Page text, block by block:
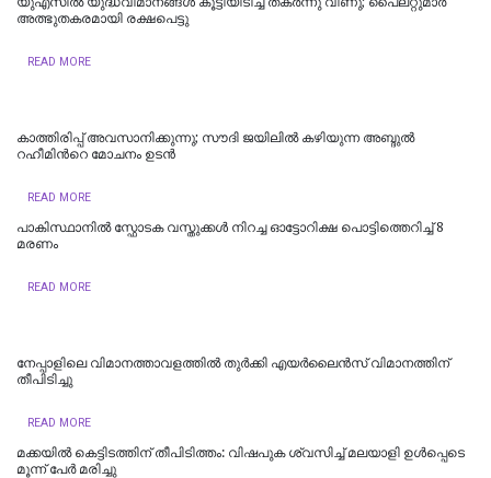
അത്ഭുതകരമായി ര​ക്ഷ​പെ​ട്ടു
READ MORE
കാത്തിരിപ്പ് അവസാനിക്കുന്നു; സൗദി ജയിലില്‍ കഴിയുന്ന അബ്ദുല്‍
റഹീമിന്‍റെ മോചനം ഉടന്‍
READ MORE
പാകിസ്ഥാനിൽ സ്ഫോടക വസ്തുക്കൾ നിറച്ച ഓട്ടോറിക്ഷ പൊട്ടിത്തെറിച്ച് 8
മരണം
READ MORE
നേപ്പാളിലെ വിമാനത്താവളത്തിൽ തുർക്കി എയർലൈൻസ് വിമാനത്തിന്
തീപിടിച്ചു
READ MORE
മക്കയിൽ കെട്ടിടത്തിന് തീപിടിത്തം: വിഷപുക ശ്വസിച്ച് മലയാളി ഉൾപ്പെടെ
മൂന്ന് പേർ മരിച്ചു